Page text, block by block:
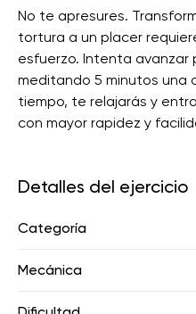
No te apresures.
tortura a un placer
esfuerzo. Intenta avanzar
meditando 5 minutos una
tiempo, te relajarás y
con mayor rapidez y
Detalles del ejercicio
Categoría
Mecánica